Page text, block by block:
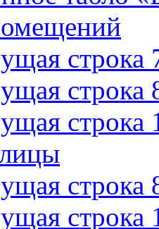
строка
строка
строка
строка
строка